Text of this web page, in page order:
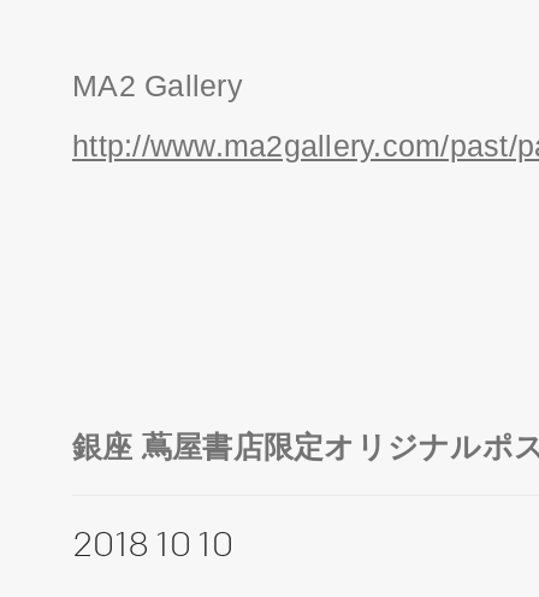
MA2 Gallery
http://www.ma2gallery.com/past/
銀座 蔦屋書店限定オリジナルポ
2018 10 10